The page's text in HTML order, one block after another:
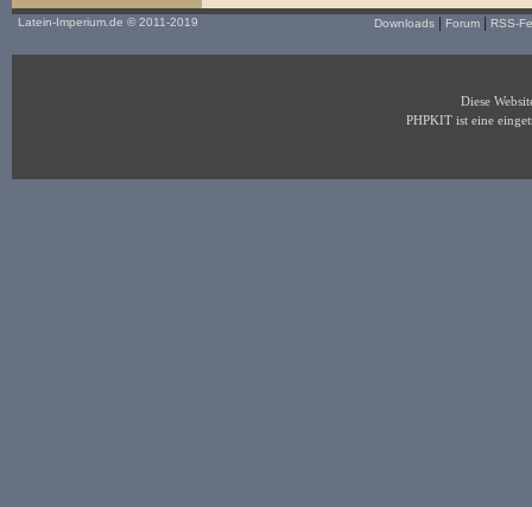
Latein-Imperium.de © 2011-2019 Downloads Forum RSS-
Diese
PHPKIT ist eine